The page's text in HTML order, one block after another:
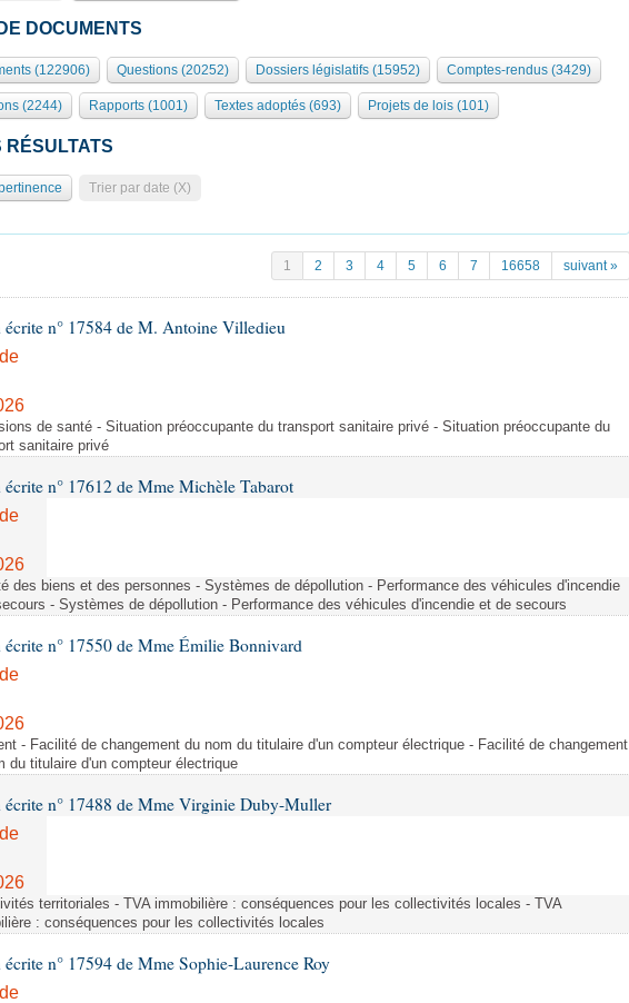
DOCUMENTS
(122906) Questions (20252) Dossiers législatifs (15952) Comptes-rendus (3429)
(2244) Rapports (1001) Textes adoptés (693) Projets de lois (101)
RÉSULTATS
Trier par date (X)
1 2 3 4 5 6 7 16658 suivant »
écrite n° 17584 de M. Antoine Villedieu
de santé - Situation préoccupante du transport sanitaire privé - Situation préoccupante du
sanitaire privé
écrite n° 17612 de Mme Michèle Tabarot
des biens et des personnes - Systèmes de dépollution - Performance des véhicules d'incendie
- Systèmes de dépollution - Performance des véhicules d'incendie et de secours
écrite n° 17550 de Mme Émilie Bonnivard
- Facilité de changement du nom du titulaire d'un compteur électrique - Facilité de changement
du titulaire d'un compteur électrique
écrite n° 17488 de Mme Virginie Duby-Muller
territoriales - TVA immobilière : conséquences pour les collectivités locales - TVA
: conséquences pour les collectivités locales
écrite n° 17594 de Mme Sophie-Laurence Roy